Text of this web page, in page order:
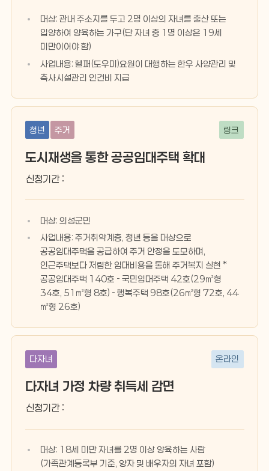
대상: 관내 주소지를 두고 2명 이상의 자녀를 출산 또는
입양하여 양육하는 가구(단 자녀 중 1명 이상은 19세
미만이어야 함)
사업내용: 헬퍼(도우미)요원이 대행하는 한우 사양관리 및
축사시설관리 인건비 지급
청년 주거 링크
도시재생을 통한 공공임대주택 확대
신청기간 :
대상: 의성군민
사업내용: 주거취약계층, 청년 등을 대상으로
공공임대주택을 공급하여 주거 안정을 도모하며,
인근주택보다 저렴한 임대비용을 통해 주거복지 실현 *
공공임대주택 140호 - 국민임대주택 42호(29㎡형
34호, 51㎡형 8호) - 행복주택 98호(26㎡형 72호, 44
㎡형 26호)
다자녀 온라인
다자녀 가정 차량 취득세 감면
신청기간 :
대상: 18세 미만 자녀를 2명 이상 양육하는 사람
(가족관계등록부 기준, 양자 및 배우자의 자녀 포함)